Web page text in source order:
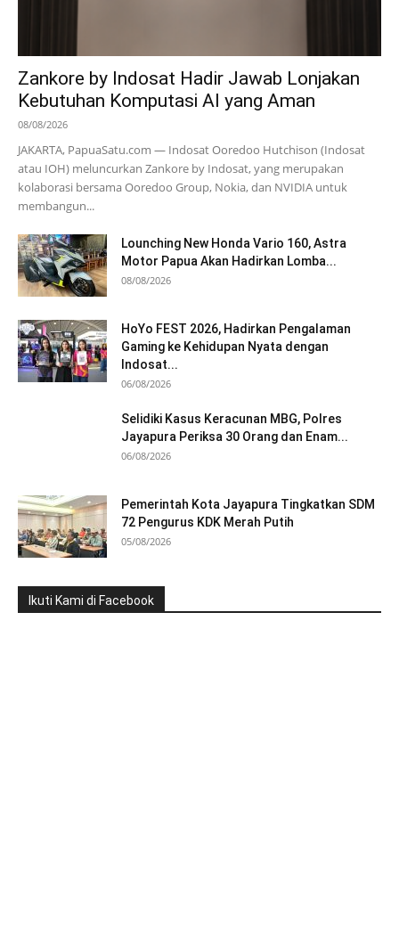
Zankore by Indosat Hadir Jawab Lonjakan
Kebutuhan Komputasi AI yang Aman
08/08/2026
JAKARTA, PapuaSatu.com — Indosat Ooredoo Hutchison (Indosat
atau IOH) meluncurkan Zankore by Indosat, yang merupakan
kolaborasi bersama Ooredoo Group, Nokia, dan NVIDIA untuk
membangun...
Lounching New Honda Vario 160, Astra
Motor Papua Akan Hadirkan Lomba...
08/08/2026
HoYo FEST 2026, Hadirkan Pengalaman
Gaming ke Kehidupan Nyata dengan
Indosat...
06/08/2026
Selidiki Kasus Keracunan MBG, Polres
Jayapura Periksa 30 Orang dan Enam...
06/08/2026
Pemerintah Kota Jayapura Tingkatkan SDM
72 Pengurus KDK Merah Putih
05/08/2026
Ikuti Kami di Facebook